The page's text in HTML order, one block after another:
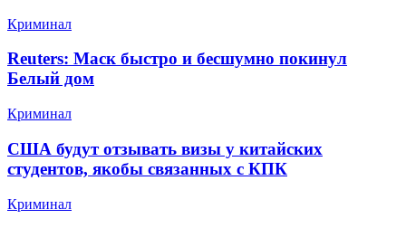
Криминал
Reuters: Маск быстро и бесшумно покинул
Белый дом
Криминал
США будут отзывать визы у китайских
студентов, якобы связанных с КПК
Криминал